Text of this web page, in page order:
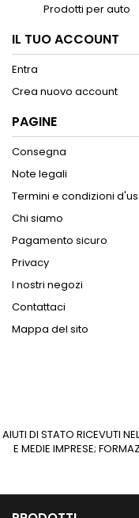
Prodotti per auto
IL TUO ACCOUNT
Entra
Crea nuovo account
PAGINE
Consegna
Note legali
Termini e condizioni
Chi siamo
Pagamento sicuro
Privacy
I nostri negozi
Contattaci
Mappa del sito
AIUTI DI STATO RICEVUTI
E MEDIE IMPRESE;